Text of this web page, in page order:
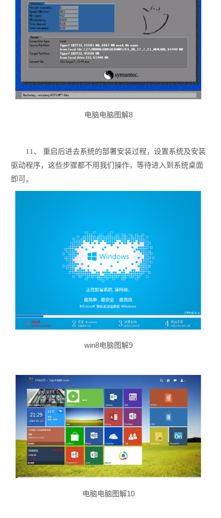
电脑电脑图解8
11、 重启后进去系统的部署安装过程，设置系统及安装
驱动程序，这些步骤都不用我们操作，等待进入到系统桌面
即可。
win8电脑图解9
电脑电脑图解10